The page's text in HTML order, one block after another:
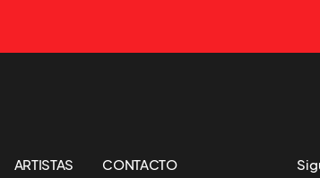
ARTISTAS
CONTACTO